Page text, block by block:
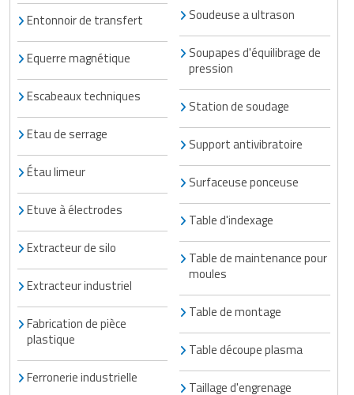
Entonnoir de transfert
Equerre magnétique
Escabeaux techniques
Etau de serrage
Étau limeur
Etuve à électrodes
Extracteur de silo
Extracteur industriel
Fabrication de pièce
plastique
Ferronerie industrielle
Soudeuse a ultrason
Soupapes d'équilibrage de
pression
Station de soudage
Support antivibratoire
Surfaceuse ponceuse
Table d'indexage
Table de maintenance pour
moules
Table de montage
Table découpe plasma
Taillage d'engrenage